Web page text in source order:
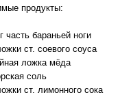
продукты:
часть бараньей ноги
ст. соевого соуса
ложка мёда
соль
ст. лимонного сока